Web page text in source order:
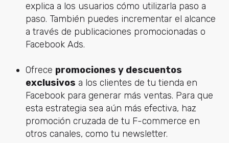
explica a los usuarios cómo utilizarla paso a
paso. También puedes incrementar el alcance
a través de publicaciones promocionadas o
Facebook Ads.
Ofrece promociones y descuentos
exclusivos a los clientes de tu tienda en
Facebook para generar más ventas. Para que
esta estrategia sea aún más efectiva, haz
promoción cruzada de tu F-commerce en
otros canales, como tu newsletter.